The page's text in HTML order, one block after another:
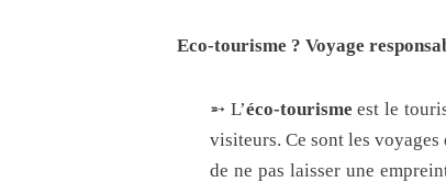
Eco-tourisme ? Voyage
➵ L’éco-tourisme est le
visiteurs.Ce sont les
de ne pas laisser une